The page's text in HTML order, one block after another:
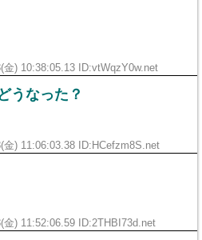
金) 10:38:05.13 ID:vtWqzY0w.net
うなった？
金) 11:06:03.38 ID:HCefzm8S.net
金) 11:52:06.59 ID:2THBI73d.net